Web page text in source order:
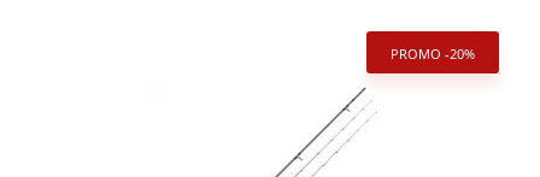
PROMO -20%